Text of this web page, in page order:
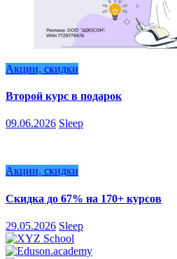
Акции, скидки
Второй курс в подарок
09.06.2026 Sleep
Акции, скидки
Скидка до 67% на 170+ курсов
29.05.2026 Sleep